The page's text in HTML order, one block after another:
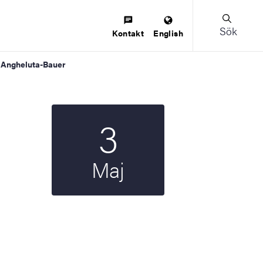
Kontakt English Sök
Bauer
3
Maj